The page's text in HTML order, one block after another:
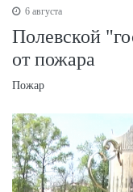
6 августа
Полевской
от пожара
Пожар